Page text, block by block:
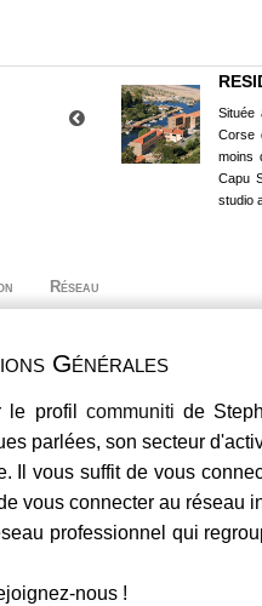
Corse
moins
Capu
studio
Réseau
Générales
le profil communiti de
parlées, son secteur
Il vous suffit de vous
vous connecter au réseau
professionnel qui
nous !